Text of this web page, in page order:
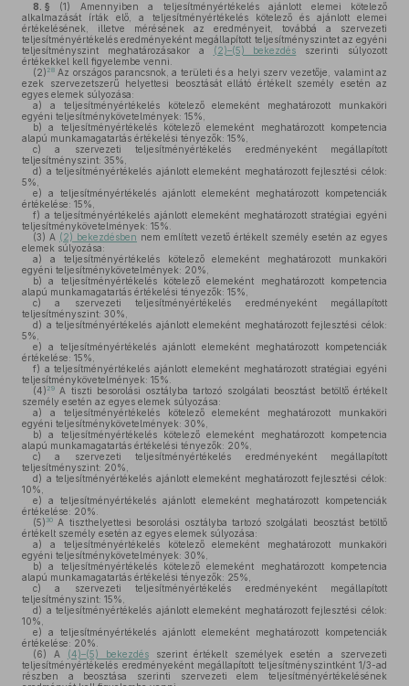
8. § (1)
Amennyiben a teljesítményértékelés ajánlott elemei kötelező
alkalmazását írták elő, a teljesítményértékelés kötelező és ajánlott elemei
értékelésének, illetve mérésének az eredményeit, továbbá a szervezeti
teljesítményértékelés eredményeként megállapított teljesítményszintet az egyéni
teljesítményszint meghatározásakor a
(2)–(5) bekezdés szerinti súlyozott
értékekkel kell figyelembe venni.
(2) 28 Az országos parancsnok, a területi és a helyi szerv vezetője, valamint az
ezek szervezetszerű helyettesi beosztását ellátó értékelt személy esetén az
egyes elemek súlyozása:
a) a teljesítményértékelés kötelező elemeként meghatározott munkaköri
egyéni teljesítménykövetelmények: 15%,
b) a teljesítményértékelés kötelező elemeként meghatározott kompetencia
alapú munkamagatartás értékelési tényezők: 15%,
c) a szervezeti teljesítményértékelés eredményeként megállapított
teljesítményszint: 35%,
d) a teljesítményértékelés ajánlott elemeként meghatározott fejlesztési célok:
5%,
e) a teljesítményértékelés ajánlott elemeként meghatározott kompetenciák
értékelése: 15%,
f) a teljesítményértékelés ajánlott elemeként meghatározott stratégiai egyéni
teljesítménykövetelmények: 15%.
(3) A (2) bekezdésben nem említett vezető értékelt személy esetén az egyes
elemek súlyozása:
a) a teljesítményértékelés kötelező elemeként meghatározott munkaköri
egyéni teljesítménykövetelmények: 20%,
b) a teljesítményértékelés kötelező elemeként meghatározott kompetencia
alapú munkamagatartás értékelési tényezők: 15%,
c) a szervezeti teljesítményértékelés eredményeként megállapított
teljesítményszint: 30%,
d) a teljesítményértékelés ajánlott elemeként meghatározott fejlesztési célok:
5%,
e) a teljesítményértékelés ajánlott elemeként meghatározott kompetenciák
értékelése: 15%,
f) a teljesítményértékelés ajánlott elemeként meghatározott stratégiai egyéni
teljesítménykövetelmények: 15%.
(4) 29 A tiszti besorolási osztályba tartozó szolgálati beosztást betöltő értékelt
személy esetén az egyes elemek súlyozása:
a) a teljesítményértékelés kötelező elemeként meghatározott munkaköri
egyéni teljesítménykövetelmények: 30%,
b) a teljesítményértékelés kötelező elemeként meghatározott kompetencia
alapú munkamagatartás értékelési tényezők: 20%,
c) a szervezeti teljesítményértékelés eredményeként megállapított
teljesítményszint: 20%,
d) a teljesítményértékelés ajánlott elemeként meghatározott fejlesztési célok:
10%,
e) a teljesítményértékelés ajánlott elemeként meghatározott kompetenciák
értékelése: 20%.
(5) 30 A tiszthelyettesi besorolási osztályba tartozó szolgálati beosztást betöltő
értékelt személy esetén az egyes elemek súlyozása:
a) a teljesítményértékelés kötelező elemeként meghatározott munkaköri
egyéni teljesítménykövetelmények: 30%,
b) a teljesítményértékelés kötelező elemeként meghatározott kompetencia
alapú munkamagatartás értékelési tényezők: 25%,
c) a szervezeti teljesítményértékelés eredményeként megállapított
teljesítményszint: 15%,
d) a teljesítményértékelés ajánlott elemeként meghatározott fejlesztési célok:
10%,
e) a teljesítményértékelés ajánlott elemeként meghatározott kompetenciák
értékelése: 20%.
(6) A (4)–(5) bekezdésszerint értékelt személyek esetén a szervezeti
teljesítményértékelés eredményeként megállapított teljesítményszintként 1/3-ad
részben a beosztása szerinti szervezeti elem teljesítményértékelésének